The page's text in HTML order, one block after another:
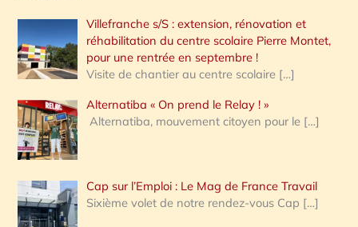
Villefranche s/S : extension, rénovation et
réhabilitation du centre scolaire Pierre Montet,
pour une rentrée en septembre !
Visite de chantier au centre scolaire […]
Alternatiba « On prend le Relay ! »
Alternatiba, mouvement citoyen pour le […]
Cap sur l’Emploi : Le Mag de France Travail
Sixième volet de notre rendez-vous Cap […]